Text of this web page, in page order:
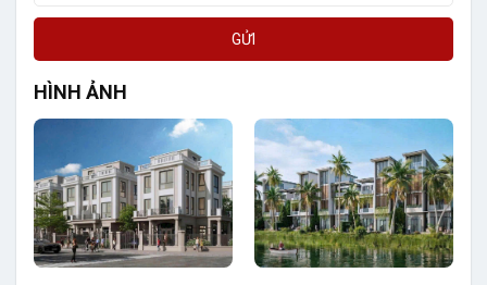
GỬI
HÌNH ẢNH